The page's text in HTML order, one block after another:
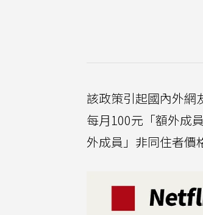
該政策引起國內外網
每月100元「額外成
外成員」非同住者價